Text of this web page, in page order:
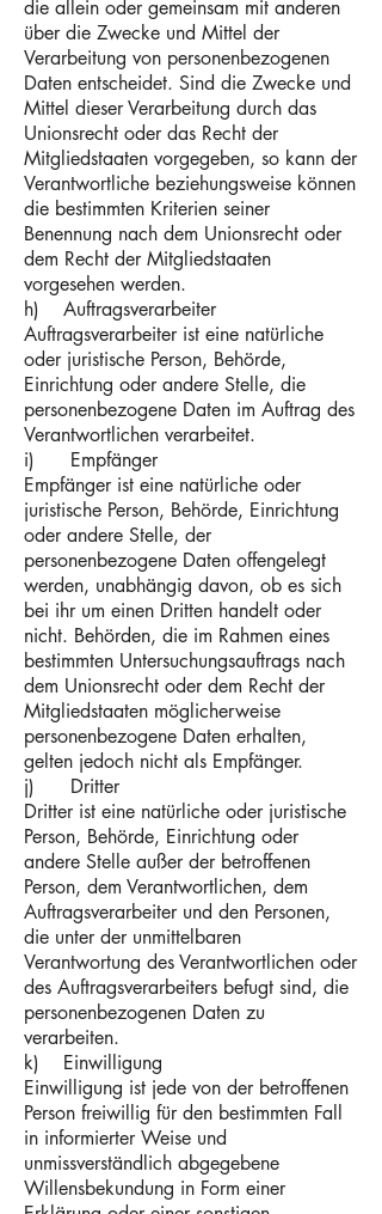
die allein oder gemeinsam mit anderen
über die Zwecke und Mittel der
Verarbeitung von personenbezogenen
Daten entscheidet. Sind die Zwecke und
Mittel dieser Verarbeitung durch das
Unionsrecht oder das Recht der
Mitgliedstaaten vorgegeben, so kann der
Verantwortliche beziehungsweise können
die bestimmten Kriterien seiner
Benennung nach dem Unionsrecht oder
dem Recht der Mitgliedstaaten
vorgesehen werden.
h) Auftragsverarbeiter
Auftragsverarbeiter ist eine natürliche
oder juristische Person, Behörde,
Einrichtung oder andere Stelle, die
personenbezogene Daten im Auftrag des
Verantwortlichen verarbeitet.
i) Empfänger
Empfänger ist eine natürliche oder
juristische Person, Behörde, Einrichtung
oder andere Stelle, der
personenbezogene Daten offengelegt
werden, unabhängig davon, ob es sich
bei ihr um einen Dritten handelt oder
nicht. Behörden, die im Rahmen eines
bestimmten Untersuchungsauftrags nach
dem Unionsrecht oder dem Recht der
Mitgliedstaaten möglicherweise
personenbezogene Daten erhalten,
gelten jedoch nicht als Empfänger.
j) Dritter
Dritter ist eine natürliche oder juristische
Person, Behörde, Einrichtung oder
andere Stelle außer der betroffenen
Person, dem Verantwortlichen, dem
Auftragsverarbeiter und den Personen,
die unter der unmittelbaren
Verantwortung des Verantwortlichen oder
des Auftragsverarbeiters befugt sind, die
personenbezogenen Daten zu
verarbeiten.
k) Einwilligung
Einwilligung ist jede von der betroffenen
Person freiwillig für den bestimmten Fall
in informierter Weise und
unmissverständlich abgegebene
Willensbekundung in Form einer